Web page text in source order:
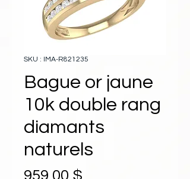
SKU : IMA-R821235
Bague or jaune
10k double rang
diamants
naturels
959,00 $